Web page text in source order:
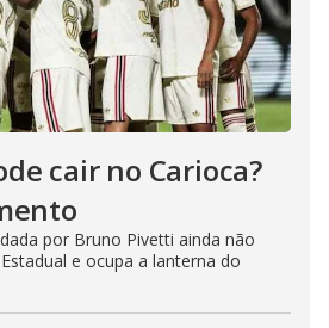
cair no Carioca?
por Bruno Pivetti ainda não
e ocupa a lanterna do